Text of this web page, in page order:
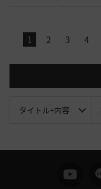
1 2 3 4